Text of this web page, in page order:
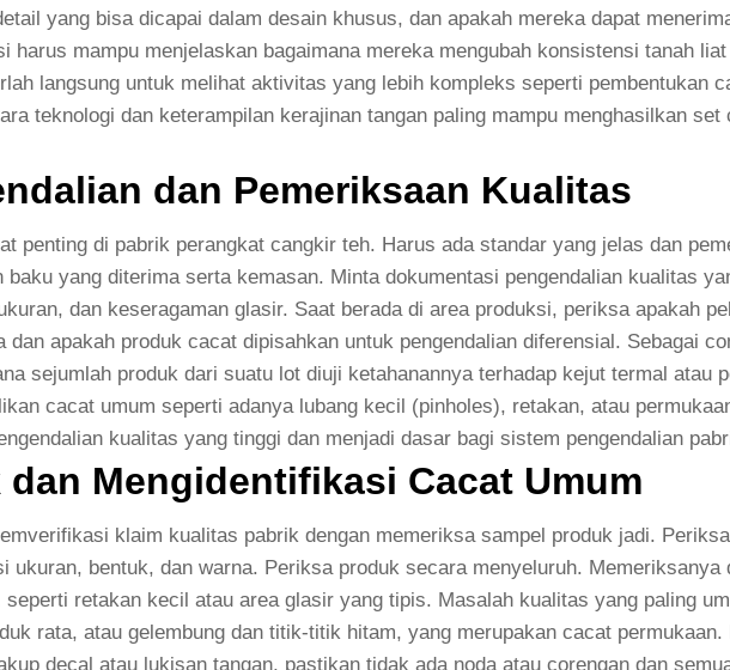
yang bisa dicapai dalam desain khusus, dan apakah mereka dapat
harus mampu menjelaskan bagaimana mereka mengubah konsistensi tanah
langsung untuk melihat aktivitas yang lebih kompleks seperti pembentukan
teknologi dan keterampilan kerajinan tangan paling mampu menghasilkan set
dan Pemeriksaan Kualitas
penting di pabrik perangkat cangkir teh. Harus ada standar yang jelas dan
yang diterima serta kemasan. Minta dokumentasi pengendalian kualitas
dan keseragaman glasir. Saat berada di area produksi, periksa apakah
apakah produk cacat dipisahkan untuk pengendalian diferensial. Sebagai
sejumlah produk dari suatu lot diuji ketahanannya terhadap kejut termal atau
cacat umum seperti adanya lubang kecil (pinholes), retakan, atau
kualitas yang tinggi dan menjadi dasar bagi sistem pengendalian
Mengidentifikasi Cacat Umum
klaim kualitas pabrik dengan memeriksa sampel produk jadi.
ukuran, bentuk, dan warna. Periksa produk secara menyeluruh. Memeriksanya
retakan kecil atau area glasir yang tipis. Masalah kualitas yang paling
rata, atau gelembung dan titik-titik hitam, yang merupakan cacat
decal atau lukisan tangan, pastikan tidak ada noda atau corengan dan